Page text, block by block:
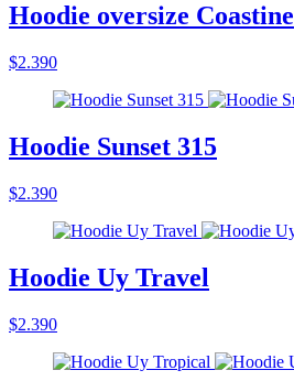
Hoodie oversize Coastine
$2.390
Hoodie Sunset 315
$2.390
Hoodie Uy Travel
$2.390